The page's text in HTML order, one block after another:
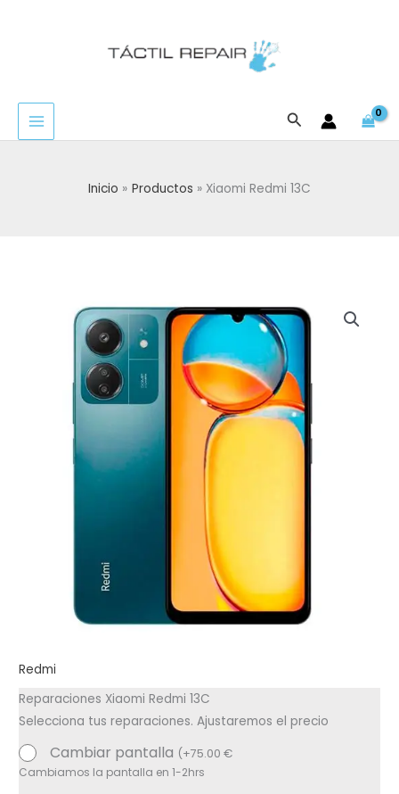
Buscar
Inicio Productos Xiaomi Redmi 13C
Redmi
Reparaciones Xiaomi Redmi 13C
Selecciona tus reparaciones. Ajustaremos el precio
Cambiar pantalla (+75.00€
Cambiamos la pantalla en 1-2hrs